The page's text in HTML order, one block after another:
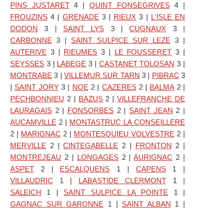
PINS JUSTARET4 | QUINT FONSEGRIVES4 |
FROUZINS 4 | GRENADE 3 | RIEUX 3 | L'ISLE EN
DODON 3 | SAINT LYS 3 |CUGNAUX 3 |
CARBONNE 3 | SAINT SULPICE SUR LEZE 3 |
AUTERIVE 3 | RIEUMES 3 | LE FOUSSERET 3 |
SEYSSES 3 | LABEGE 3 | CASTANET TOLOSAN 3 |
MONTRABE 3 |VILLEMUR SUR TARN 3 | PIBRAC 3
| SAINT JORY3 | NOE 2 | CAZERES2 | BALMA2 |
PECHBONNIEU 2 | BAZUS2 |VILLEFRANCHE DE
LAURAGAIS 2 | FONSORBES 2 | SAINT JEAN 2 |
AUCAMVILLE 2 | MONTASTRUC LA CONSEILLERE
2 | MARIGNAC 2 | MONTESQUIEU VOLVESTRE 2 |
MERVILLE 2 |CINTEGABELLE 2 | FRONTON 2 |
MONTREJEAU 2 | LONGAGES2 |AURIGNAC 2 |
ASPET 2 | ESCALQUENS 1 | CAPENS1 |
VILLAUDRIC 1 | LABASTIDE CLERMONT 1 |
SALEICH 1 | SAINT SULPICE LA POINTE 1 |
GAGNAC SUR GARONNE 1 | SAINT ALBAN 1 |